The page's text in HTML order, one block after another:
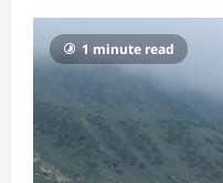
1 minute read